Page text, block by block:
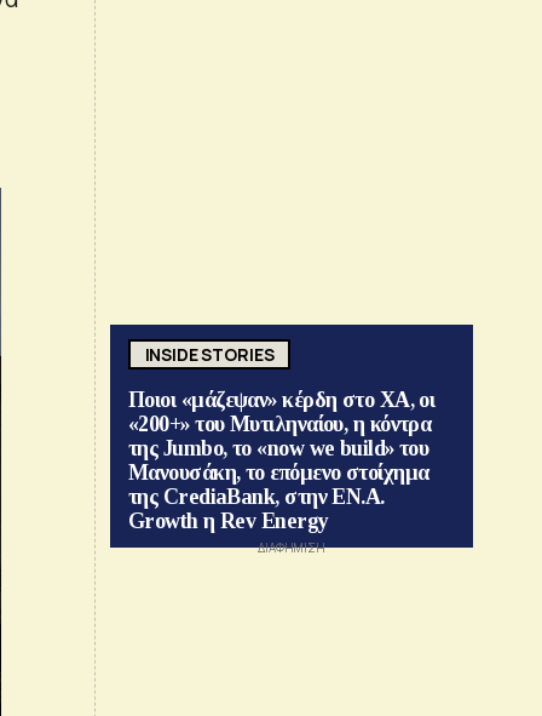
INSIDE STORIES
Ποιοι «μάζεψαν» κέρδη στο ΧΑ, οι
«200+» του Μυτιληναίου, η κόντρα
της Jumbo, το «now we build» του
Μανουσάκη, το επόμενο στοίχημα
της CrediaBank, στην ΕΝ.Α.
Growth η Rev Energy